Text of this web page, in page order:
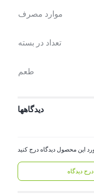
موارد مصرف
تعداد در بسته
طعم
دیدگاهها
درج دیدگاه